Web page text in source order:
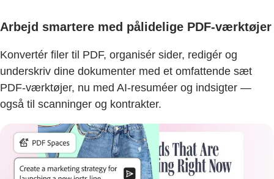
Arbejd smartere med pålidelige PDF-værktøjer
Konvertér filer til PDF, organisér sider, redigér og
underskriv dine dokumenter med et omfattende sæt
PDF-værktøjer, nu med AI-resuméer og indsigter —
også til scanninger og kontrakter.